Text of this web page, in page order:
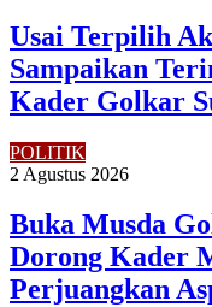
Usai Terpilih
Sampaikan
Kader Golkar
POLITIK
2 Agustus 2026
Buka Musda
Dorong Kader
Perjuangkan